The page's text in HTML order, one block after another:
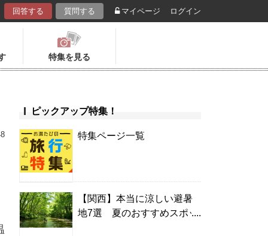
回答する 質問する マイページ ログイン
特集を見る
ピックアップ特集！
特集ページ一覧
【関西】本当に涼しい避暑
地7選 夏のおすすめスポッ